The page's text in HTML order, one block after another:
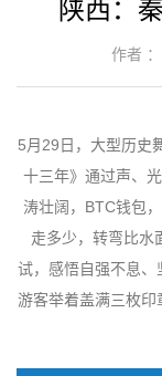
陕西：
作者
5月29日，大型历史
十三年》通过声、
涛壮阔，BTC钱包
走多少，转弯比水
试，感悟自强不息、
游客举着盖满三枚印